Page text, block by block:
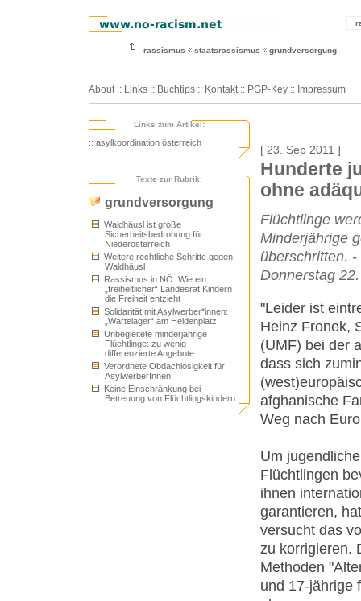
rassismus staatsrassismus grundversorgung
About :: Links :: Buchtips :: Kontakt :: PGP-Key :: Impressum
Links zum Artikel:
:: asylkoordination österreich
Texte zur Rubrik:
grundversorgung
Waldhäusl ist große
Sicherheitsbedrohung für
Niederösterreich
Weitere rechtliche Schritte gegen
Waldhäusl
Rassismus in NÖ: Wie ein
„freiheitlicher“ Landesrat Kindern
die Freiheit entzieht
Solidarität mit Asylwerber*innen:
„Wartelager“ am Heldenplatz
Unbegleitete minderjährige
Flüchtlinge: zu wenig
differenzierte Angebote
Verordnete Obdachlosigkeit für
AsylwerberInnen
Keine Einschränkung bei
Betreuung von Flüchtlingskindern
[ 23. Sep 2011 ]
Hunderte
ohne
Flüchtlinge
Minderjährige
überschritten.
Donnerstag
"Leider ist
Heinz Fronek,
(UMF) bei der
dass sich
afghanische
Weg nach
Um
Flüchtlingen
ihnen
garantieren,
versucht das
zu korrigieren.
Methoden
und 17-jährige